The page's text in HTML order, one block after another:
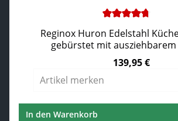
Durchschnittliche Bewertung von
Reginox Huron Edelstahl
gebürstet mit
139,95 €
Artikel merken
In den Warenkorb